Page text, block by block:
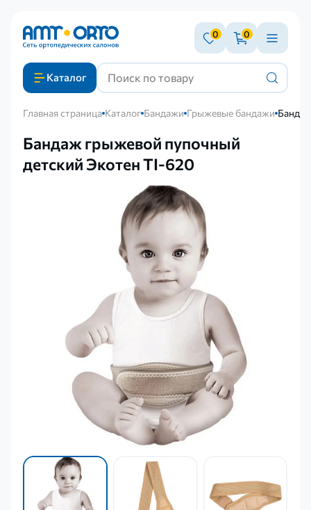
0 0
Каталог
Главная страница Каталог Бандажи Грыжевые бандажи
Бандаж грыжевой пупочный
детский Экотен TI-620